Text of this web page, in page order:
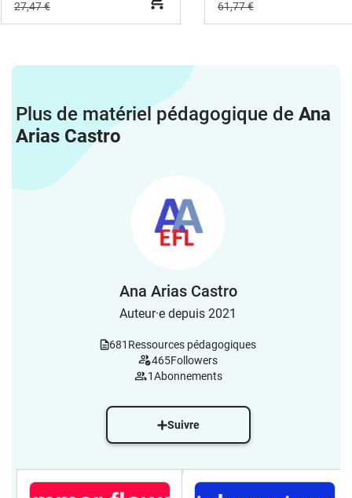
27,47 € 61,77 €
Plus de matériel pédagogique de Ana
Arias Castro
Ana Arias Castro
Auteur·e depuis 2021
681 Ressources pédagogiques
465Followers
1Abonnements
Suivre